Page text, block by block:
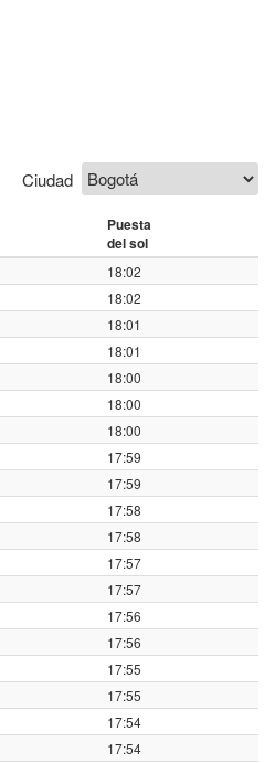
Ciudad
Puesta
del sol
18:02
18:02
18:01
18:01
18:00
18:00
18:00
17:59
17:59
17:58
17:58
17:57
17:57
17:56
17:56
17:55
17:55
17:54
17:54